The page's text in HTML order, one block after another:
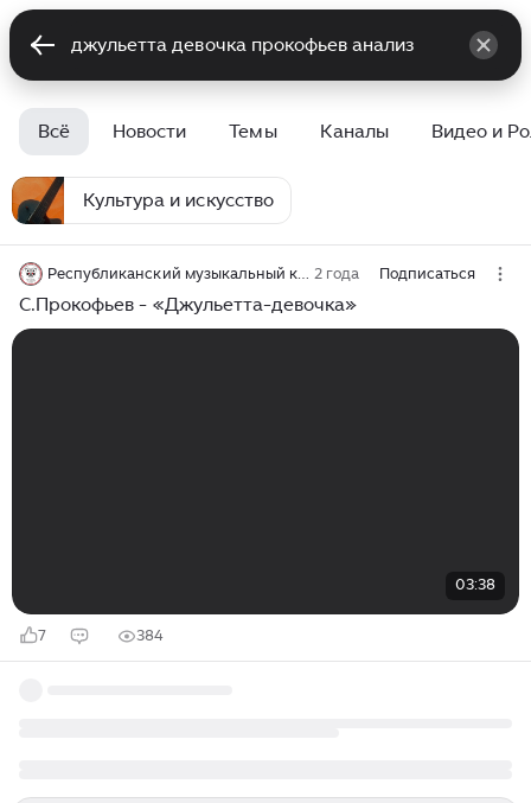
Всё Новости Темы Каналы Видео и
Культура и искусство
Республиканский музыкальный колледж г.Ижевск 2 года Подписаться
С.Прокофьев - «Джульетта-девочка»
03:38
7 384